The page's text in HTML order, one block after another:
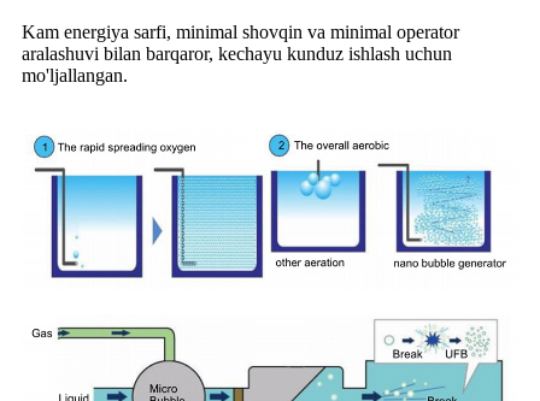
Kam energiya sarfi, minimal shovqin va minimal operator
aralashuvi bilan barqaror, kechayu kunduz ishlash uchun
mo'ljallangan.